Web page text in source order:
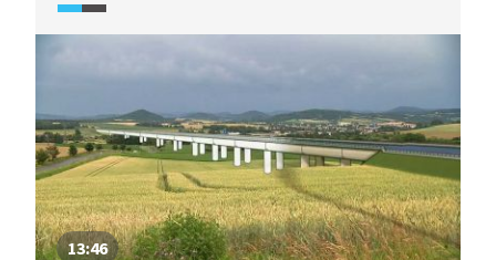
cenu samotné výstavby, vytíženost existujících
rychlost lodní dopravy, návaznost na další typy
zemí, nebo výhled do budoucnosti dopravy.
13:46